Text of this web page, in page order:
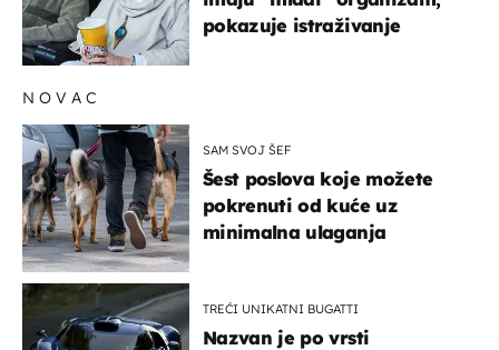
pokazuje istraživanje
NOVAC
SAM SVOJ ŠEF
Šest poslova koje možete
pokrenuti od kuće uz
minimalna ulaganja
TREĆI UNIKATNI BUGATTI
Nazvan je po vrsti